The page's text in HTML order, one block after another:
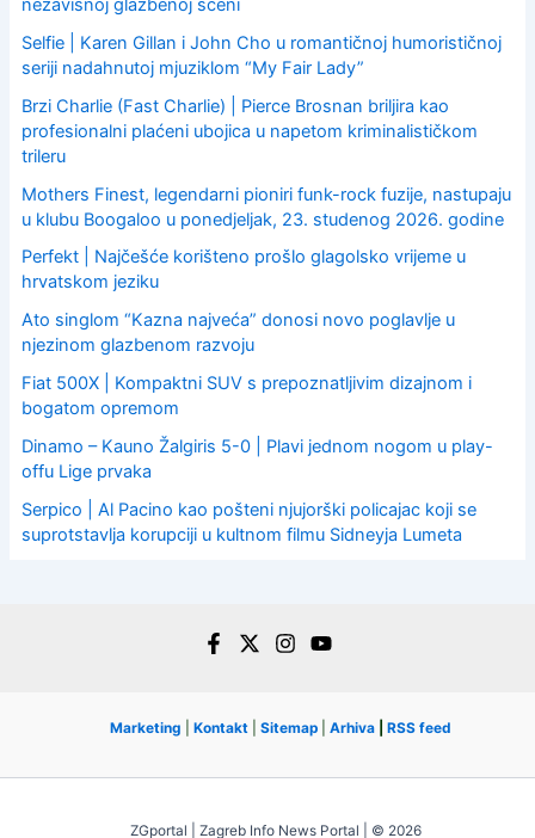
nezavisnoj glazbenoj sceni
Selfie | Karen Gillan i John Cho u romantičnoj humorističnoj
seriji nadahnutoj mjuziklom “My Fair Lady”
Brzi Charlie (Fast Charlie) | Pierce Brosnan briljira kao
profesionalni plaćeni ubojica u napetom kriminalističkom
trileru
Mothers Finest, legendarni pioniri funk-rock fuzije, nastupaju
u klubu Boogaloo u ponedjeljak, 23. studenog 2026. godine
Perfekt | Najčešće korišteno prošlo glagolsko vrijeme u
hrvatskom jeziku
Ato singlom “Kazna najveća” donosi novo poglavlje u
njezinom glazbenom razvoju
Fiat 500X | Kompaktni SUV s prepoznatljivim dizajnom i
bogatom opremom
Dinamo – Kauno Žalgiris 5-0 | Plavi jednom nogom u play-
offu Lige prvaka
Serpico | Al Pacino kao pošteni njujorški policajac koji se
suprotstavlja korupciji u kultnom filmu Sidneyja Lumeta
Marketing Kontakt Sitemap Arhiva RSS feed
ZGportal | Zagreb Info News Portal | © 2026